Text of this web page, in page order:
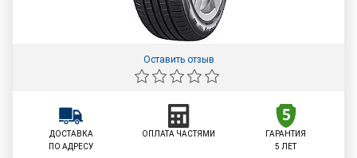
Оставить отзыв
ДОСТАВКА
ПО АДРЕСУ
ОПЛАТА ЧАСТЯМИ
ГАРАНТИЯ
5 ЛЕТ